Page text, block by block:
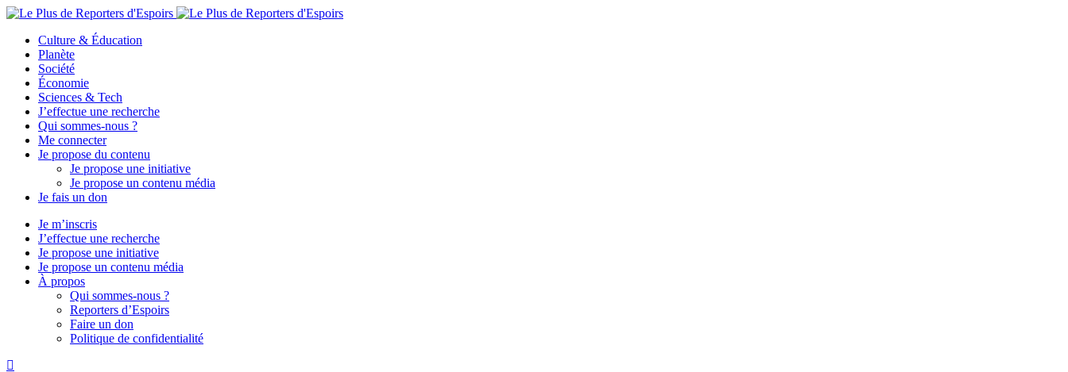
Culture & Éducation
Planète
Société
Économie
Sciences & Tech
J’effectue une recherche
Qui sommes-nous ?
Me connecter
Je propose du contenu
Je propose une initiative
Je propose un contenu média
Je fais un don
Je m’inscris
J’effectue une recherche
Je propose une initiative
Je propose un contenu média
À propos
Qui sommes-nous ?
Reporters d’Espoirs
Faire un don
Politique de confidentialité